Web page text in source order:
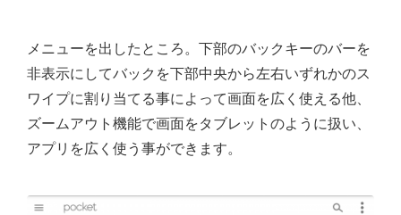
メニューを出したところ。下部のバックキーのバーを
非表示にしてバックを下部中央から左右いずれかのス
ワイプに割り当てる事によって画面を広く使える他、
ズームアウト機能で画面をタブレットのように扱い、
アプリを広く使う事ができます。